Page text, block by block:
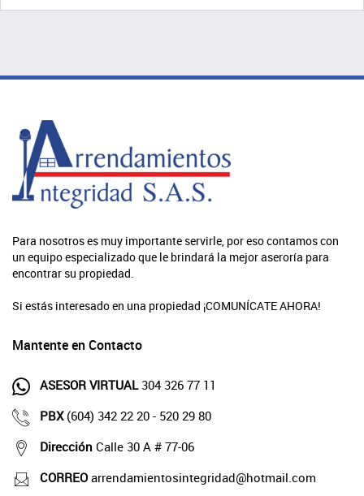
Para nosotros es muy importante servirle, por eso contamos con
un equipo especializado que le brindará la mejor aseroría para
encontrar su propiedad.
Si estás interesado en una propiedad ¡COMUNÍCATE AHORA!
Mantente en Contacto
ASESOR VIRTUAL304 326 77 11
PBX (604) 342 22 20 - 520 29 80
Dirección Calle 30 A # 77-06
CORREO arrendamientosintegridad@hotmail.com